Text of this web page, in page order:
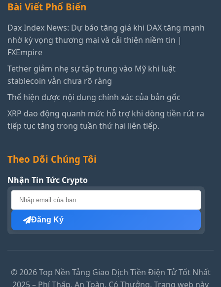
Bài Viết Phổ Biến
Dax Index News: Dự báo tăng giá khi DAX tăng mạnh
nhờ kỳ vọng thương mại và cải thiện niềm tin |
FXEmpire
Tether giảm nhẹ sự tập trung vào Mỹ khi luật
stablecoin vẫn chưa rõ ràng
Thể hiện được nội dung chính xác của bản gốc
XRP dao động quanh mức hỗ trợ khi dòng tiền rút ra
tiếp tục tăng trong tuần thứ hai liên tiếp.
Theo Dõi Chúng Tôi
Nhận Tin Tức Crypto
Đăng Ký
© 2026 Top Nền Tảng Giao Dịch Tiền Điện Tử Tốt Nhất
2025 – Phí Thấp, An Toàn, Có Thưởng. Trang web này